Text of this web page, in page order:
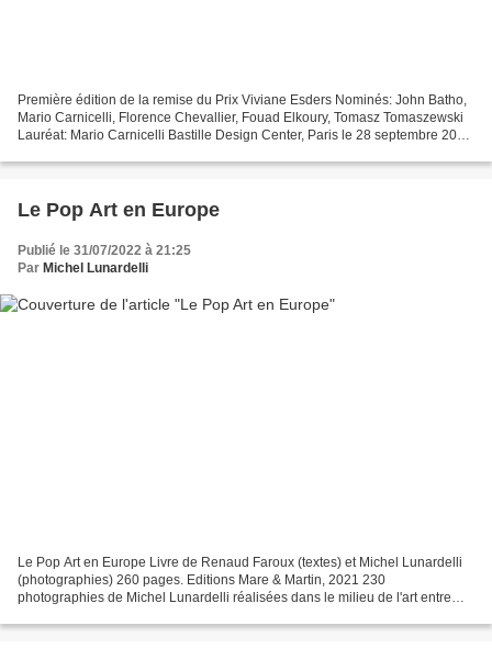
Première édition de la remise du Prix Viviane Esders Nominés: John Batho,
Mario Carnicelli, Florence Chevallier, Fouad Elkoury, Tomasz Tomaszewski
Lauréat: Mario Carnicelli Bastille Design Center, Paris le 28 septembre 2022
Le Pop Art en Europe
Publié le 31/07/2022 à 21:25
Par Michel Lunardelli
Le Pop Art en Europe Livre de Renaud Faroux (textes) et Michel Lunardelli
(photographies) 260 pages. Editions Mare & Martin, 2021 230
photographies de Michel Lunardelli réalisées dans le milieu de l'art entre